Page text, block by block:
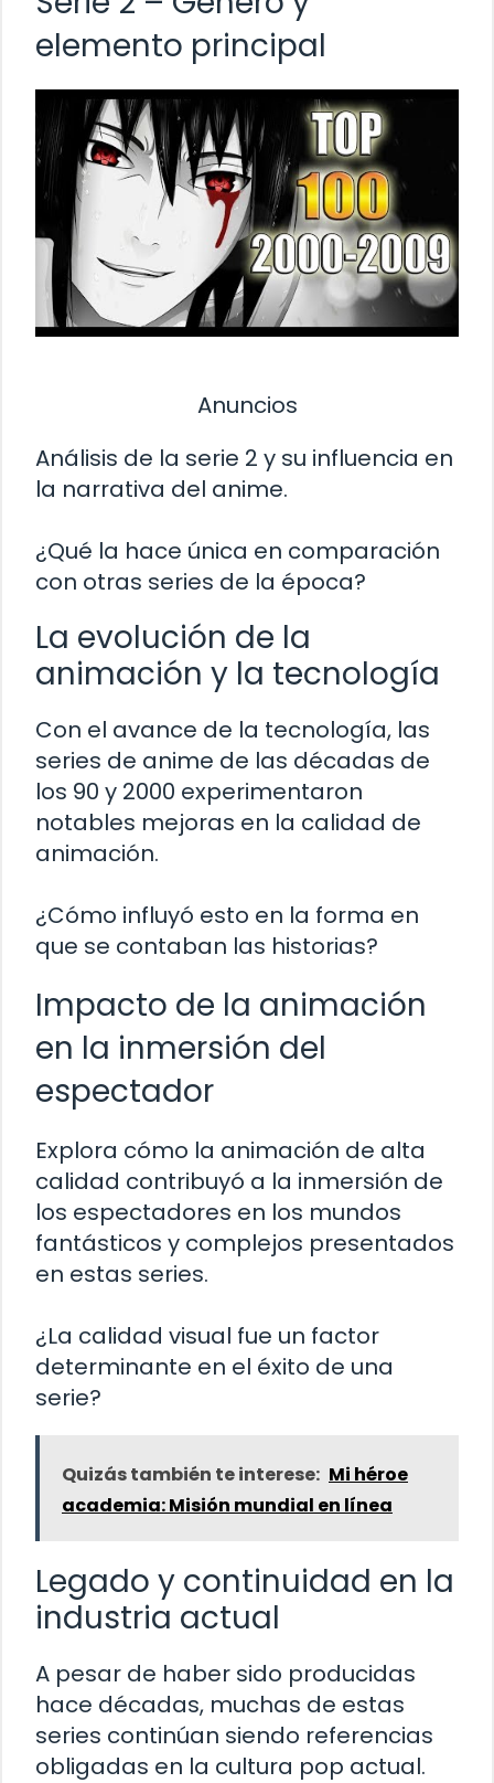
elemento principal
Anuncios
Análisis de la serie 2 y su influencia en
la narrativa del anime.
¿Qué la hace única en comparación
con otras series de la época?
La evolución de la
animación y la tecnología
Con el avance de la tecnología, las
series de anime de las décadas de
los 90 y 2000 experimentaron
notables mejoras en la calidad de
animación.
¿Cómo influyó esto en la forma en
que se contaban las historias?
Impacto de la animación
en la inmersión del
espectador
Explora cómo la animación de alta
calidad contribuyó a la inmersión de
los espectadores en los mundos
fantásticos y complejos presentados
en estas series.
¿La calidad visual fue un factor
determinante en el éxito de una
serie?
Quizás también te interese: Mi héroe
academia: Misión mundial en línea
Legado y continuidad en la
industria actual
A pesar de haber sido producidas
hace décadas, muchas de estas
series continúan siendo referencias
obligadas en la cultura pop actual.